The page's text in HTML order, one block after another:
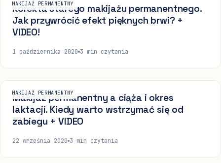
MAKIJAŻ PERMANENTNY
Korekta starego makijażu permanentnego.
Jak przywrócić efekt pięknych brwi? +
VIDEO!
1 października 2020 3 min czytania
MAKIJAŻ PERMANENTNY
Makijaż permanentny a ciąża i okres
laktacji. Kiedy warto wstrzymać się od
zabiegu + VIDEO
22 września 2020 3 min czytania